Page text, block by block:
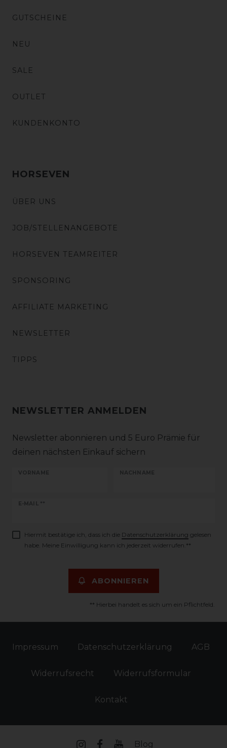
GUTSCHEINE
NEU
SALE
OUTLET
KUNDENKONTO
HORSEVEN
ÜBER UNS
JOB/STELLENANGEBOTE
HORSEVEN TEAMREITER
SPONSORING
AFFILIATE MARKETING
NEWSLETTER
TIPPS
NEWSLETTER ANMELDEN
Newsletter abonnieren und 5 Euro Prämie für
deinen nächsten Einkauf sichern
VORNAME NACHNAME
E-MAIL **
Newsletter
Hiermit bestätige ich, dass ich die Daten­schutz­erklärung gelesen
habe. Meine Einwilligung kann ich jederzeit widerrufen.**
ABONNIEREN
** Hierbei handelt es sich um ein Pflichtfeld.
Impressum Daten­schutz­erklärung AGB
Widerrufs­recht Widerrufs­formular
Kontakt
Blog